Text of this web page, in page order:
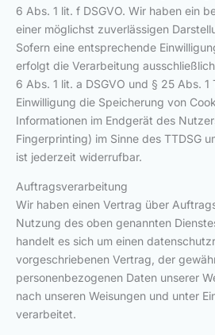
6 Abs. 1 lit. f DSGVO. Wir haben ein
einer möglichst zuverlässigen
Sofern eine entsprechende
erfolgt die Verarbeitung
6 Abs. 1 lit. a DSGVO und § 25 Abs. 1
Einwilligung die Speicherung von
Informationen im Endgerät des
Fingerprinting) im Sinne des TTDSG
ist jederzeit widerrufbar.
Auftragsverarbeitung
Wir haben einen Vertrag über
Nutzung des oben genannten
handelt es sich um einen
vorgeschriebenen Vertrag, der
personenbezogenen Daten unserer
nach unseren Weisungen und unter
verarbeitet.